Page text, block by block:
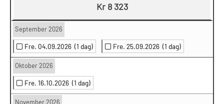
Kr 8 323
September 2026
Fre. 04.09.2026 (1 dag) Fre. 25.09.2026 (1 dag)
Oktober 2026
Fre. 16.10.2026 (1 dag)
November 2026